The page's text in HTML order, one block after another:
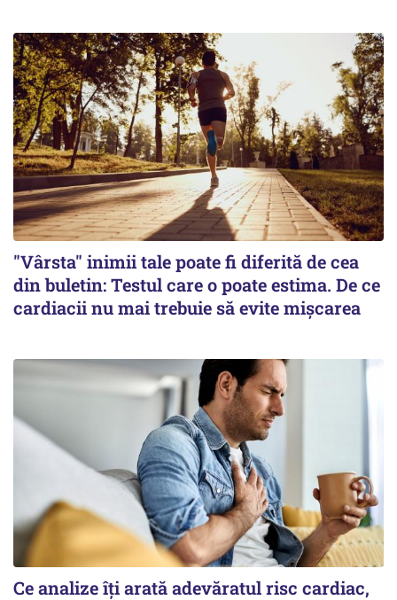
"Vârsta" inimii tale poate fi diferită de cea
din buletin: Testul care o poate estima. De ce
cardiacii nu mai trebuie să evite mișcarea
Ce analize îți arată adevăratul risc cardiac,